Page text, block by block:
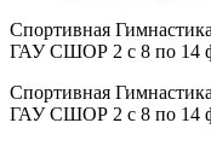
Спортивная
ГАУ СШОР 2 с 8 по 14
Спортивная
ГАУ СШОР 2 с 8 по 14